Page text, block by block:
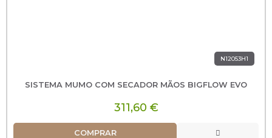
N12053H1
SISTEMA MUMO COM SECADOR MÃOS BIGFLOW EVO
311,60 €
COMPRAR